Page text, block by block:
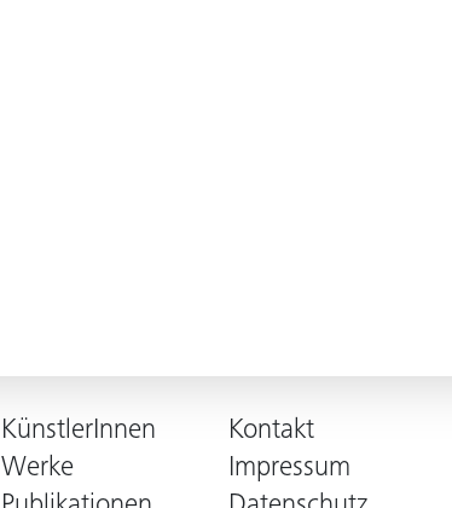
KünstlerInnen
Werke
Kontakt
Impressum